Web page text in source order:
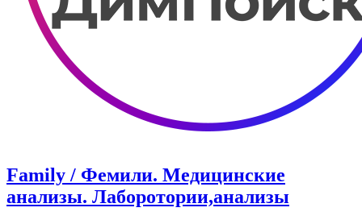
Family / Фемили. Медицинские
анализы. Лаборотории,анализы